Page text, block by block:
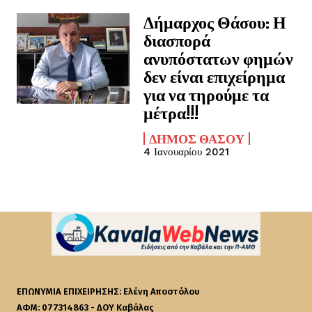
Δήμαρχος Θάσου: Η
διασπορά
ανυπόστατων φημών
δεν είναι επιχείρημα
για να τηρούμε τα
μέτρα!!!
ΔΉΜΟΣ ΘΆΣΟΥ
4 Ιανουαρίου 2021
ΕΠΩΝΥΜΙΑ ΕΠΙΧΕΙΡΗΣΗΣ: Ελένη Αποστόλου
ΑΦΜ: 077314863 - ΔΟΥ Καβάλας